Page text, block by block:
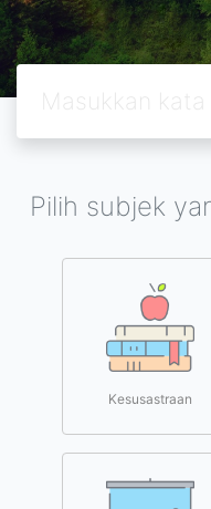
Pilih subjek
Kesusastraan